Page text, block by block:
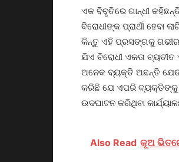
ଏକ ବିବୃତିରେ ଗାନ୍ଧୀ
ବିରୋଧୀଙ୍କ ପ୍ରାର୍ଥୀ ହେବା
କିନ୍ତୁ ଏହି ପ୍ରସଙ୍ଗକୁ ଗଭୀର
ଯିଏ ବିରୋଧୀ ଏକତା
ଅନେକ ବ୍ୟକ୍ତି ଅଛନ୍ତି
କରିଛି ଯେ ଏପରି ବ୍ୟକ୍ତିଙ୍କୁ
ଉଦଘାଟନ କରିଥିବା
Also Read କୂଅ